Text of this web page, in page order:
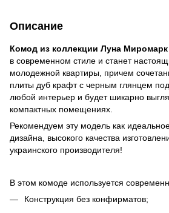
Описание
Комод из коллекции Луна Миромарк
в современном стиле и станет
молодежной квартиры, причем
плиты дуб крафт с черным глянцем
любой интерьер и будет шикарно
компактных помещениях.
Рекомендуем эту модель как
дизайна, высокого качества
украинского производителя!
В этом комоде используется
Конструкция без конфирматов;